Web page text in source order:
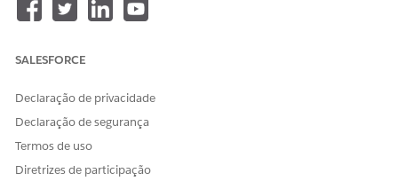
PERMISSÕES NECESSÁRIAS DO USUÁRIO
Para visualizar páginas de
Para definir o acesso de
compartilhamento padrão:
Em Configuração, na caixa Busca rápida, insira
Configurações de compartilhamento
SALESFORCE
Declaração de privacidade
Declaração de segurança
Termos de uso
Diretrizes de participação